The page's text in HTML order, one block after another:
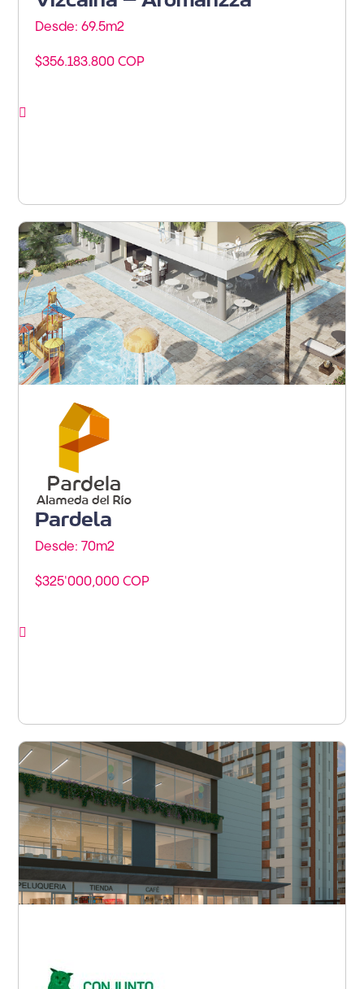
Desde: 69.5m2
$356.183.800 COP
Barranquilla - Barranquilla
Pardela
Desde: 70m2
$325'000,000 COP